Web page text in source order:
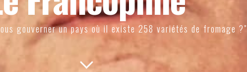
gouverner un pays où il existe 258 variétés de fromage ?"